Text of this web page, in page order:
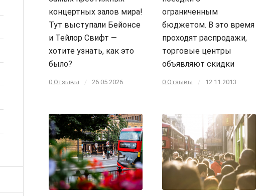
концертных залов мира!
Тут выступали Бейонсе
и Тейлор Свифт —
хотите узнать, как это
было?
0 Отзывы / 26.05.2026
ограниченным
бюджетом. В это время
проходят распродажи,
торговые центры
объявляют скидки
0 Отзывы / 12.11.2013